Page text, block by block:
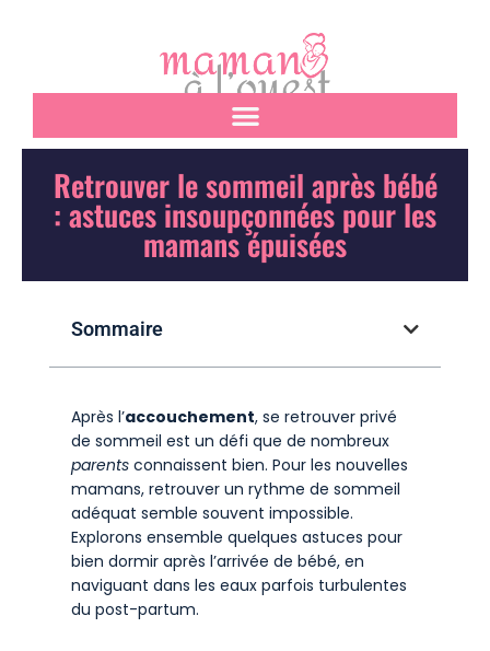
Retrouver le sommeil après bébé
: astuces insoupçonnées pour les
mamans épuisées
Sommaire
Après l’accouchement, se retrouver privé
de sommeil est un défi que de nombreux
parents connaissent bien. Pour les nouvelles
mamans, retrouver un rythme de sommeil
adéquat semble souvent impossible.
Explorons ensemble quelques astuces pour
bien dormir après l’arrivée de bébé, en
naviguant dans les eaux parfois turbulentes
du post-partum.